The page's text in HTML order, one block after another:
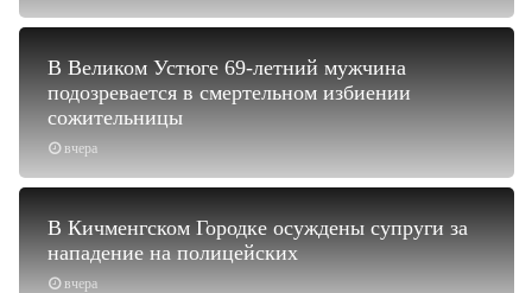
вчера
В Великом Устюге 69-летний мужчина
подозревается в смертельном избиении
сожительницы
вчера
В Кичменгском Городке осуждены супруги за
нападение на полицейских